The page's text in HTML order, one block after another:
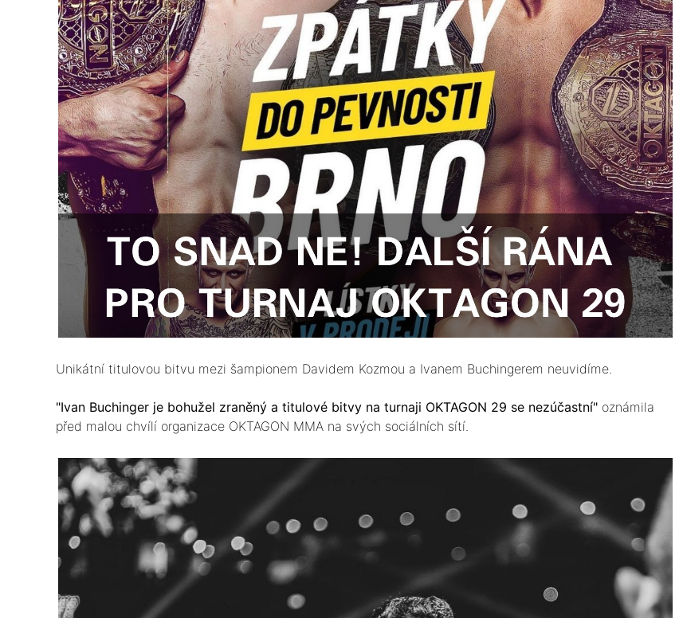
Unikátní titulovou bitvu mezi šampionem Davidem Kozmou a Ivanem Buchingerem neuvidíme.
"Ivan Buchinger je bohužel zraněný a titulové bitvy na turnaji OKTAGON 29 se nezúčastní" oznámila
před malou chvílí organizace OKTAGON MMA na svých sociálních sítí.